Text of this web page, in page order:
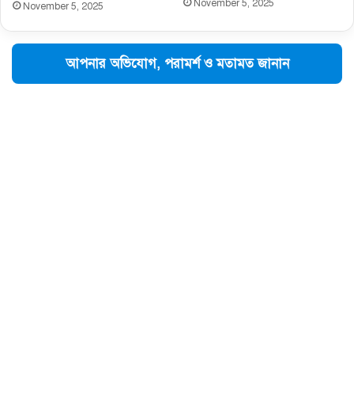
November 5, 2025 November 5, 2025
আপনার অভিযোগ, পরামর্শ ও মতামত জানান